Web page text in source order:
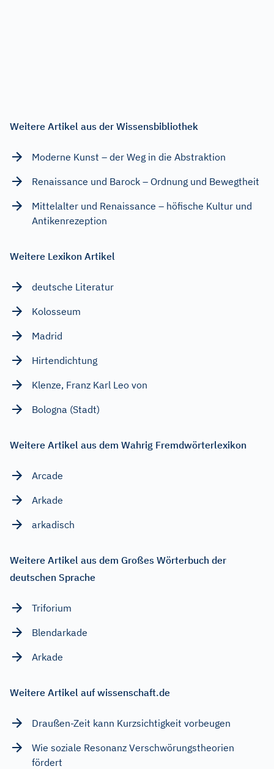
Weitere Artikel aus der Wissensbibliothek
Moderne Kunst – der Weg in die Abstraktion
Renaissance und Barock – Ordnung und Bewegtheit
Mittelalter und Renaissance – höfische Kultur und
Antikenrezeption
Weitere Lexikon Artikel
deutsche Literatur
Kolosseum
Madrid
Hirtendichtung
Klenze, Franz Karl Leo von
Bologna (Stadt)
Weitere Artikel aus dem Wahrig Fremdwörterlexikon
Arcade
Arkade
arkadisch
Weitere Artikel aus dem Großes Wörterbuch der
deutschen Sprache
Triforium
Blendarkade
Arkade
Weitere Artikel auf wissenschaft.de
Draußen-Zeit kann Kurzsichtigkeit vorbeugen
Wie soziale Resonanz Verschwörungstheorien
fördert